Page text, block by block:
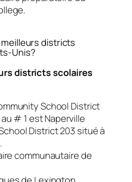
districts
Unis?
districts scolaires
School District
# 1 est Naperville
District 203 situé à
communautaire de